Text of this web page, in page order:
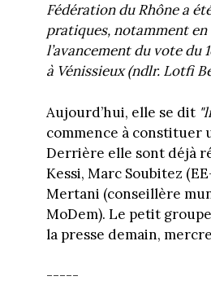
Fédération du Rhône a
pratiques, notamment en
l’avancement du vote du
à Vénissieux (ndlr. Lotfi
Aujourd’hui, elle se dit
commence à constituer
Derrière elle sont déjà
Kessi, Marc Soubitez
Mertani (conseillère
MoDem). Le petit
la presse demain,
-----